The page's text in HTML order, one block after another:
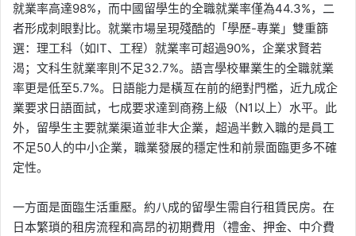
就業率高達98%，而中國留學生的全職就業率僅為44.3%，二
者形成刺眼對比。就業市場呈現殘酷的「學歷-專業」雙重篩
選：理工科（如IT、工程）就業率可超過90%，企業求賢若
渴；文科生就業率則不足32.7%。語言學校畢業生的全職就業
率更是低至5.7%。日語能力是橫亙在前的絕對門檻，近九成企
業要求日語面試，七成要求達到商務上級（N1以上）水平。此
外，留學生主要就業渠道並非大企業，超過半數入職的是員工
不足50人的中小企業，職業發展的穩定性和前景面臨更多不確
定性。
一方面是面臨生活重壓。約八成的留學生需自行租賃民房。在
日本繁瑣的租房流程和高昂的初期費用（禮金、押金、中介費